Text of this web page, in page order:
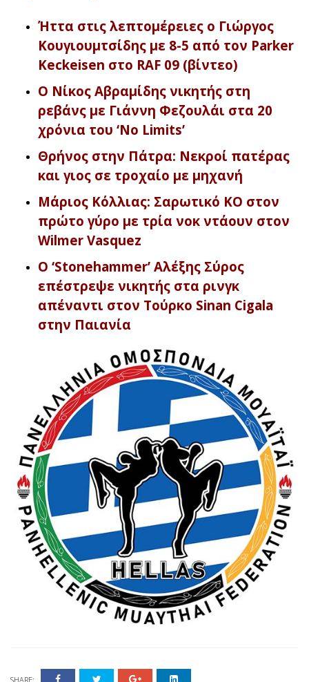
Ήττα στις λεπτομέρειες ο Γιώργος
Κουγιουμτσίδης με 8-5 από τον Parker
Keckeisen στο RAF 09 (βίντεο)
Ο Νίκος Αβραμίδης νικητής στη
ρεβάνς με Γιάννη Φεζουλάι στα 20
χρόνια του ‘No Limits’
Θρήνος στην Πάτρα: Νεκροί πατέρας
και γιος σε τροχαίο με μηχανή
Μάριος Κόλλιας: Σαρωτικό KO στον
πρώτο γύρο με τρία νοκ ντάουν στον
Wilmer Vasquez
O ‘Stonehammer’ Αλέξης Σύρος
επέστρεψε νικητής στα ρινγκ
απέναντι στον Τούρκο Sinan Cigala
στην Παιανία
SHARE: